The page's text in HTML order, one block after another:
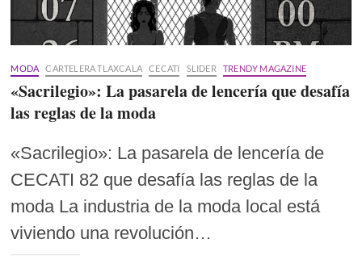
MODA CARTELERA TLAXCALA CECATI SLIDER TRENDY MAGAZINE
«Sacrilegio»: La pasarela de lencería que desafía
las reglas de la moda
«Sacrilegio»: La pasarela de lencería de
CECATI 82 que desafía las reglas de la
moda La industria de la moda local está
viviendo una revolución…